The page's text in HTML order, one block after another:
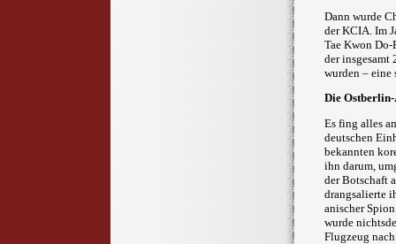
Dann wurde
der KCIA . Im
Tae Kwon
der insgesamt
wurden – eine
Die
Es fing alles
deutschen
bekannten
ihn darum,
der Botschaft
drang­sa­lierte
anischer
wurde
Flugzeug